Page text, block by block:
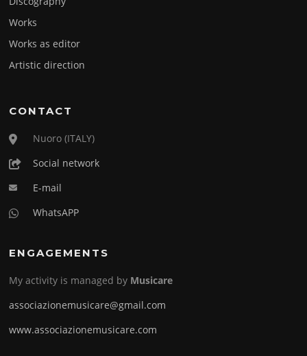
Works
Works as editor
Artistic direction
CONTACT
Nuoro (ITALY)
Social network
E-mail
WhatsAPP
ENGAGEMENTS
My activity is managed by Musicare
associazionemusicare@gmail.com
www.associazionemusicare.com